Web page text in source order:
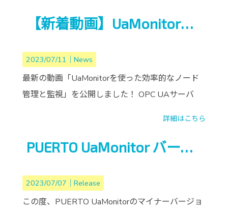
【新着動画】UaMonitorを使った効率的なノード管理と監視！
2023/07/11｜ News
最新の動画「UaMonitorを使った効率的なノード
管理と監視」を公開しました！ OPC UAサーバ
詳細はこちら
PUERTO UaMonitor バージョンアップ
2023/07/07｜ Release
この度、PUERTO UaMonitorのマイナーバージョ